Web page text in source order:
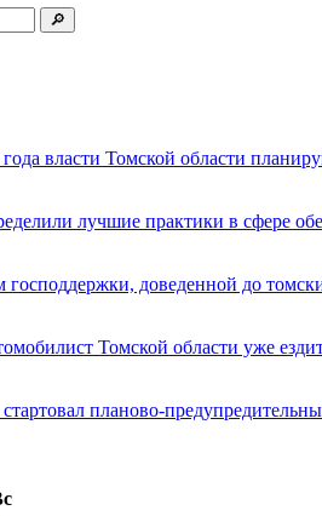
власти Томской области
лучшие практики в сфере
господдержки, доведенной до
Томской области уже
планово-